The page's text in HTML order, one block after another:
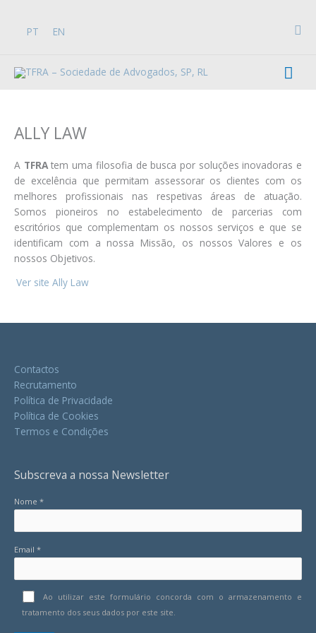
contentPT EN
ALLY LAW
A TFRAtem uma filosofia de busca por soluções inovadoras e
de excelência que permitam assessorar os clientes com os
melhores profissionais nas respetivas áreas de atuação.
Somos pioneiros no estabelecimento de parcerias com
escritórios que complementam os nossos serviços e que se
identificam com a nossa Missão, os nossos Valores e os
nossos Objetivos.
Ver site Ally Law
Contactos
Recrutamento
Política de Privacidade
Política de Cookies
Termos e Condições
Subscreva a nossa Newsletter
Nome *
Email *
Ao utilizar este formulário concorda com o armazenamento e
tratamento dos seus dados por este site.